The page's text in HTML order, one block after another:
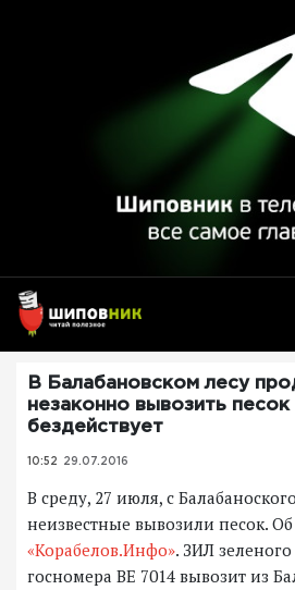
В Балабановском лесу
незаконно вывозить песок
бездействует
10:52 29.07.2016
В среду, 27 июля, с
неизвестные вывозили песок.
«Корабелов.Инфо». ЗИЛ
госномера ВЕ 7014 вывозит из